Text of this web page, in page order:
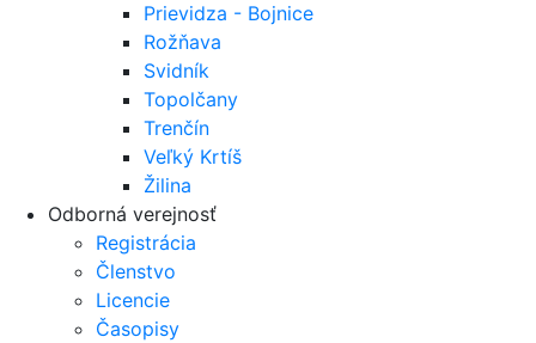
Prievidza - Bojnice
Rožňava
Svidník
Topolčany
Trenčín
Veľký Krtíš
Žilina
Odborná verejnosť
Registrácia
Členstvo
Licencie
Časopisy